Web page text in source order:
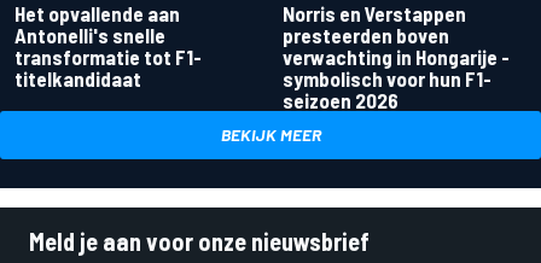
Het opvallende aan
Antonelli's snelle
transformatie tot F1-
titelkandidaat
Norris en Verstappen
presteerden boven
verwachting in Hongarije -
symbolisch voor hun F1-
seizoen 2026
BEKIJK MEER
Meld je aan voor onze nieuwsbrief